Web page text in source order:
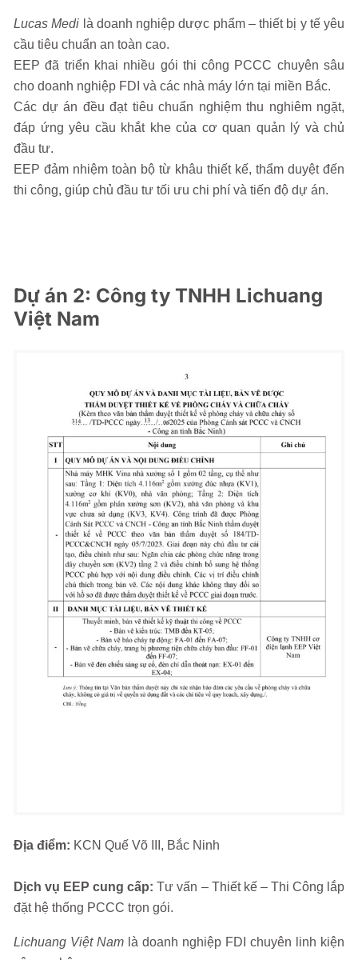
Lucas Medi là doanh nghiệp dược phẩm – thiết bị y tế yêu
cầu tiêu chuẩn an toàn cao.
EEP đã triển khai nhiều gói thi công PCCC chuyên sâu
cho doanh nghiệp FDI và các nhà máy lớn tại miền Bắc.
Các dự án đều đạt tiêu chuẩn nghiệm thu nghiêm ngặt,
đáp ứng yêu cầu khắt khe của cơ quan quản lý và chủ
đầu tư.
EEP đảm nhiệm toàn bộ từ khâu thiết kế, thẩm duyệt đến
thi công, giúp chủ đầu tư tối ưu chi phí và tiến độ dự án.
Dự án 2: Công ty TNHH Lichuang
Việt Nam
Địa điểm: KCN Quế Võ III, Bắc Ninh
Dịch vụ EEP cung cấp: Tư vấn – Thiết kế – Thi Công lắp
đặt hệ thống PCCC trọn gói.
Lichuang Việt Nam là doanh nghiệp FDI chuyên linh kiện